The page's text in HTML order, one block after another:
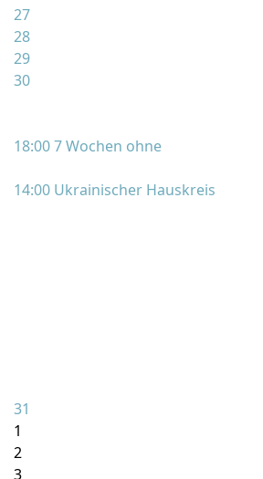
27
28
29
30
18:00 7 Wochen ohne
14:00 Ukrainischer Hauskreis
31
1
2
3